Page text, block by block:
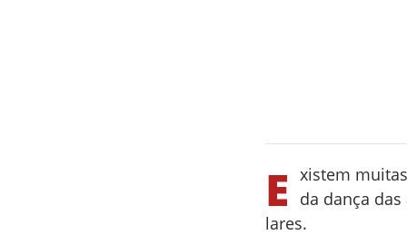
E xistem
da dança
lares.